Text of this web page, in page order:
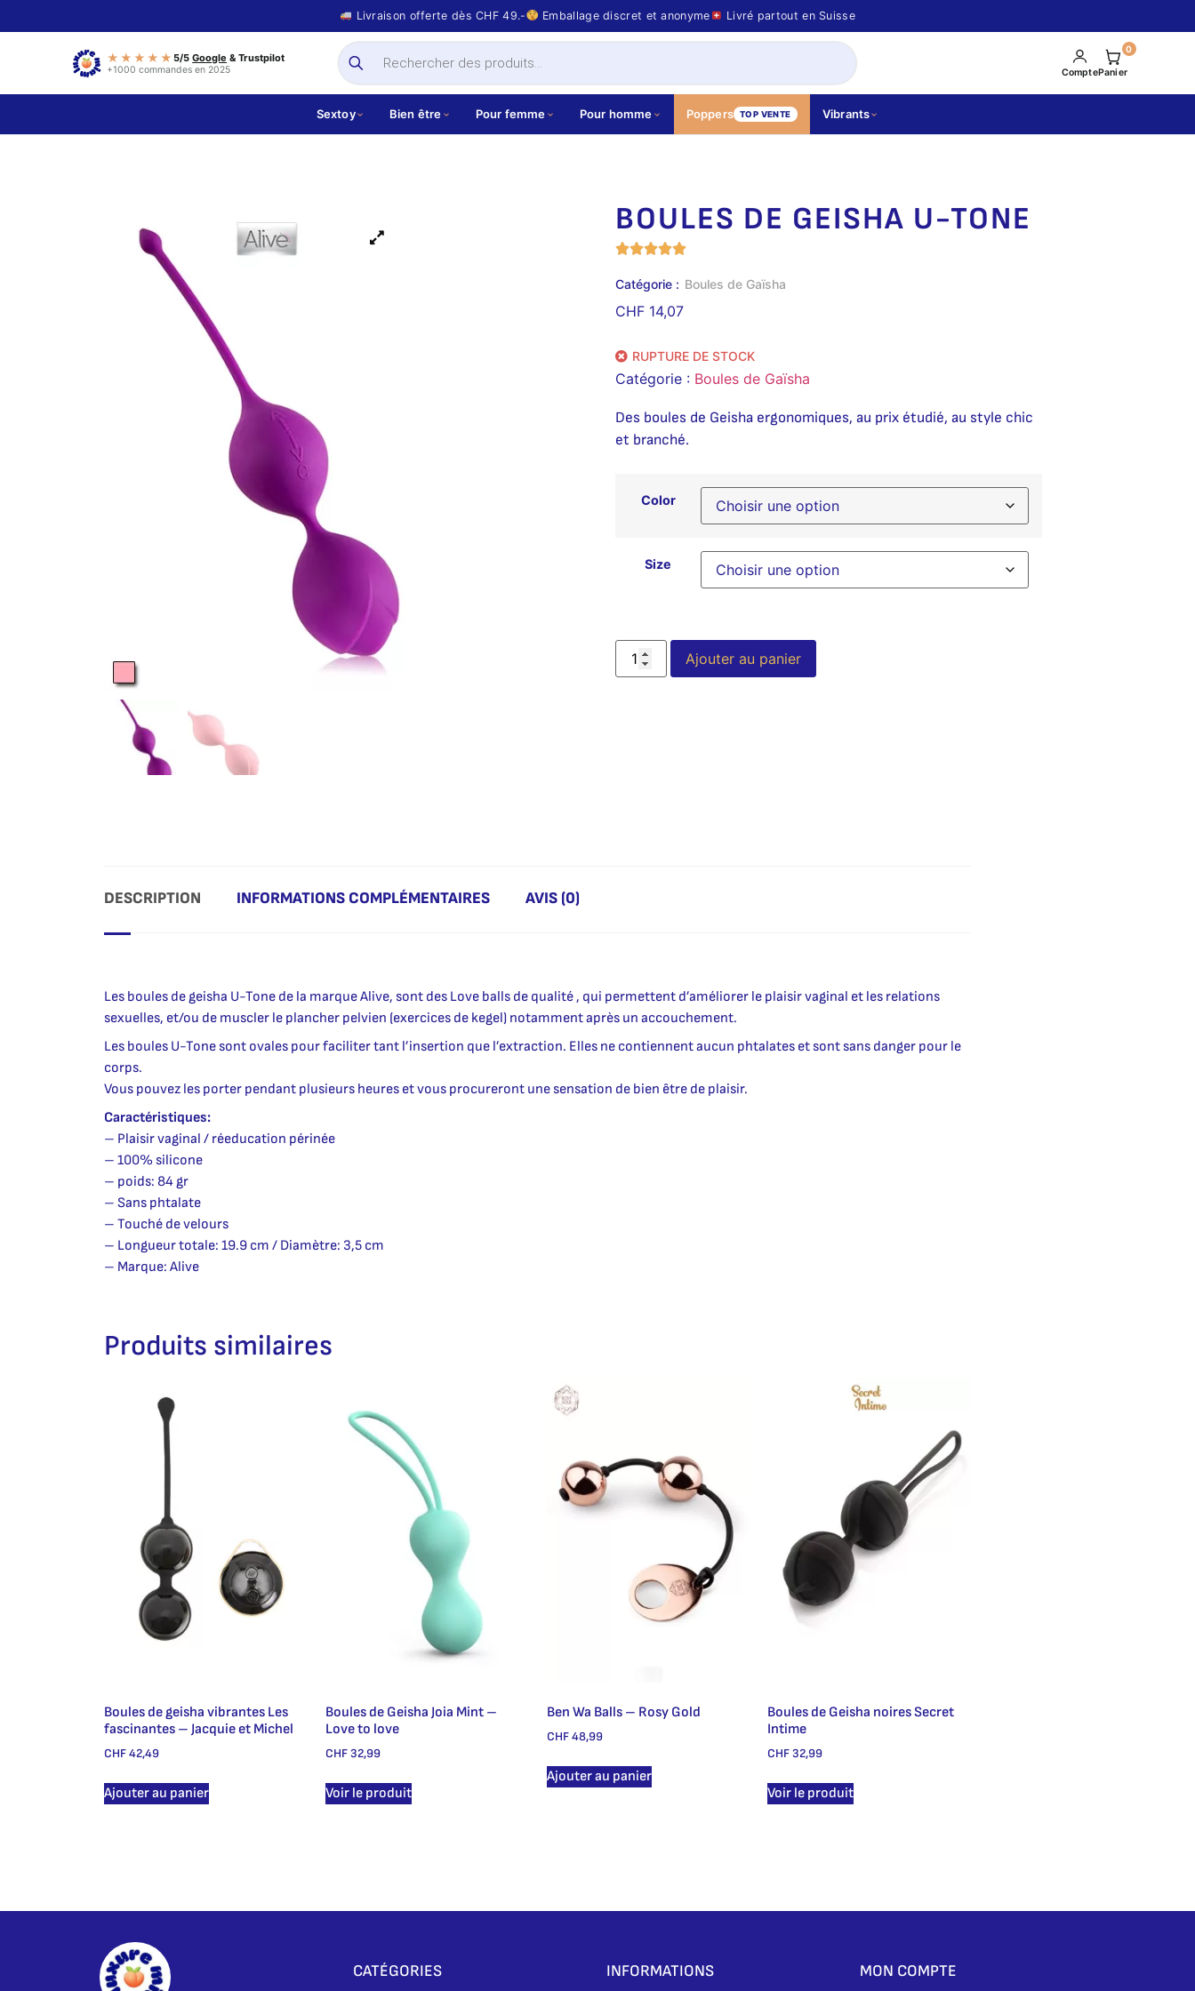
Livraison offerte dès CHF 49.- Emballage discret et anonyme Livré partout en Suisse
★★★★★5/5Google & Trustpilot
+1000 commandes en 2025 ComptePanier
0
Sextoy Bien être Pour femme Pour homme Poppers TOP VENTE Vibrants
BOULES DE GEISHA U-TONE
Catégorie : Boules de Gaïsha
CHF 14,07
RUPTURE DE STOCK
Catégorie : Boules de Gaïsha
Des boules de Geisha ergonomiques, au prix étudié, au style chic
et branché.
Color
Size
Ajouter au panier
DESCRIPTION INFORMATIONS COMPLÉMENTAIRES AVIS (0)
Les boules de geisha U-Tone de la marque Alive, sont des Love balls de qualité , qui permettent d’améliorer le plaisir vaginal et les relations
sexuelles, et/ou de muscler le plancher pelvien (exercices de kegel) notamment après un accouchement.
Les boules U-Tone sont ovales pour faciliter tant l’insertion que l’extraction. Elles ne contiennent aucun phtalates et sont sans danger pour le
corps.
Vous pouvez les porter pendant plusieurs heures et vous procureront une sensation de bien être de plaisir.
Caractéristiques:
– Plaisir vaginal / réeducation périnée
– 100% silicone
– poids: 84 gr
– Sans phtalate
– Touché de velours
– Longueur totale: 19.9 cm / Diamètre: 3,5 cm
– Marque: Alive
Produits similaires
Boules de geisha vibrantes Les
fascinantes – Jacquie et Michel
CHF42,49
Ajouter au panier
Boules de Geisha Joia Mint –
Love to love
CHF32,99
Voir le produit
Ben Wa Balls – Rosy Gold
CHF48,99
Ajouter au panier
Boules de Geisha noires Secret
Intime
CHF 32,99
Voir le produit
CATÉGORIES INFORMATIONS MON COMPTE